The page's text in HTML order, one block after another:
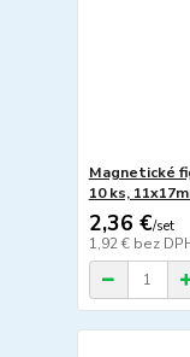
Magnetické
10 ks,
2,36 €/set
1,92 € bez